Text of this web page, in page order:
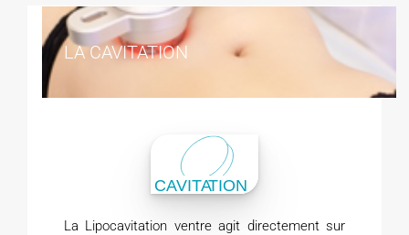
LA CAVITATION
La Lipocavitation ventre agit directement sur